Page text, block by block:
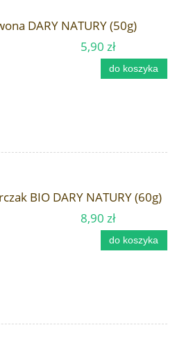
DARY NATURY (50g)
5,90 zł
do koszyka
BIO DARY NATURY (60g)
8,90 zł
do koszyka